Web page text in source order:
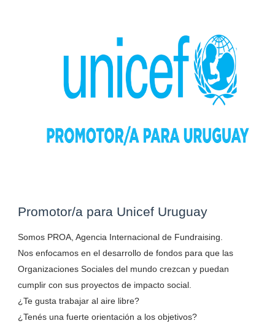
Promotor/a para Unicef Uruguay
Somos PROA, Agencia Internacional de Fundraising.
Nos enfocamos en el desarrollo de fondos para que las
Organizaciones Sociales del mundo crezcan y puedan
cumplir con sus proyectos de impacto social.
¿Te gusta trabajar al aire libre?
¿Tenés una fuerte orientación a los objetivos?